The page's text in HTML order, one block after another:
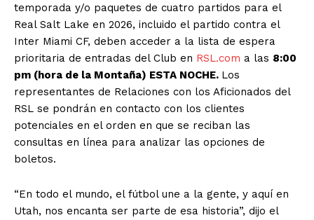
temporada y/o paquetes de cuatro partidos para el
Real Salt Lake en 2026, incluido el partido contra el
Inter Miami CF, deben acceder a la lista de espera
prioritaria de entradas del Club en RSL.com a las 8:00
pm (hora de la Montaña) ESTA NOCHE. Los
representantes de Relaciones con los Aficionados del
RSL se pondrán en contacto con los clientes
potenciales en el orden en que se reciban las
consultas en línea para analizar las opciones de
boletos.
“En todo el mundo, el fútbol une a la gente, y aquí en
Utah, nos encanta ser parte de esa historia”, dijo el